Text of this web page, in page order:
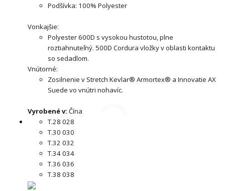
Podšívka: 100% Polyester
Vonkajšie:
Polyester 600D s vysokou hustotou, plne
roztiahnuteľný. 500D Cordura vložky v oblasti kontaktu
so sedadlom.
Vnútorné:
Zosilnenie v Stretch Kevlar® Armortex® a Innovatie AX
Suede vo vnútri nohavíc.
Vyrobené v: Čína
T.28 028
T.30 030
T.32 032
T.34 034
T.36 036
T.38 038